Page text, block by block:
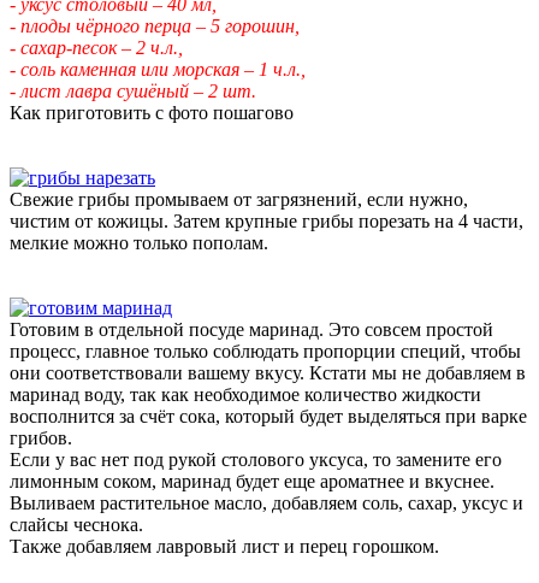
- плоды чёрного перца – 5 горошин,
- сахар-песок – 2 ч.л.,
- соль каменная или морская – 1 ч.л.,
- лист лавра сушёный – 2 шт.
Как приготовить с фото пошагово
Свежие грибы промываем от загрязнений, если нужно,
чистим от кожицы. Затем крупные грибы порезать на 4 части,
мелкие можно только пополам.
Готовим в отдельной посуде маринад. Это совсем простой
процесс, главное только соблюдать пропорции специй, чтобы
они соответствовали вашему вкусу. Кстати мы не добавляем в
маринад воду, так как необходимое количество жидкости
восполнится за счёт сока, который будет выделяться при варке
грибов.
Если у вас нет под рукой столового уксуса, то замените его
лимонным соком, маринад будет еще ароматнее и вкуснее.
Выливаем растительное масло, добавляем соль, сахар, уксус и
слайсы чеснока.
Также добавляем лавровый лист и перец горошком.